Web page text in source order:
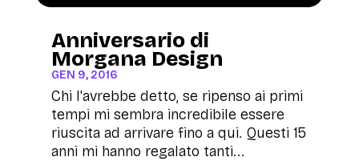
Anniversario di
Morgana Design
GEN 9, 2016
Chi l'avrebbe detto, se ripenso ai primi
tempi mi sembra incredibile essere
riuscita ad arrivare fino a qui. Questi 15
anni mi hanno regalato tanti...